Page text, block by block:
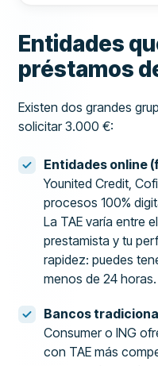
Entidades
préstamos
Existen dos grandes
solicitar 3.000 €:
Entidades online
Younited Credit,
procesos 100%
La TAE varía entre
prestamista y tu
rapidez: puedes
menos de 24 horas.
Bancos
Consumer o ING
con TAE más